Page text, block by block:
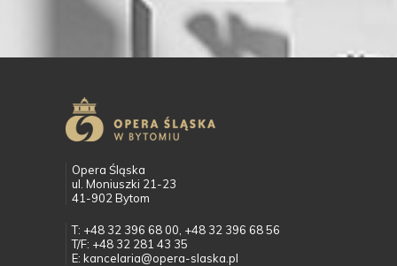
Opera Śląska
ul. Moniuszki 21-23
41-902 Bytom
T: +48 32 396 68 00, +48 32 396 68 56
T/F: +48 32 281 43 35
E: kancelaria@opera-slaska.pl